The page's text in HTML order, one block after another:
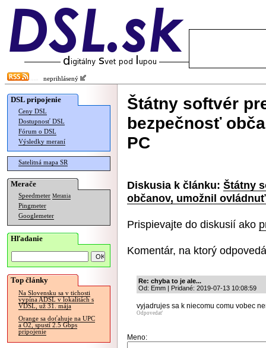
neprihlásený
DSL pripojenie
Ceny DSL
Dostupnosť DSL
Fórum o DSL
Výsledky meraní
Satelitná mapa SR
Merače
Speedmeter Merania
Pingmeter
Googlemeter
Hľadanie
Top články
Na Slovensku sa v tichosti
vypína ADSL v lokalitách s
VDSL, už 31. mája
Orange sa doťahuje na UPC
a O2, spustí 2.5 Gbps
pripojenie
Štátny softvér
bezpečnosť
PC
Diskusia k článku: Štátny
občanov, umožnil
Prispievajte do diskusií ako
Komentár, na ktorý
Re: chyba to je ale...
Od: Emm | Pridané: 2019-07-13 10:08:59
vyjadrujes sa k niecomu comu vobec
Odpovedať
Meno: